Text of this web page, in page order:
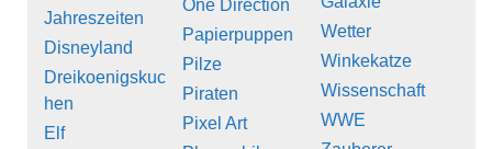
Jahreszeiten
Disneyland
Dreikoenigskuc
hen
Elf
One Direction
Papierpuppen
Pilze
Piraten
Pixel Art
Wetter
Winkekatze
Wissenschaft
WWE